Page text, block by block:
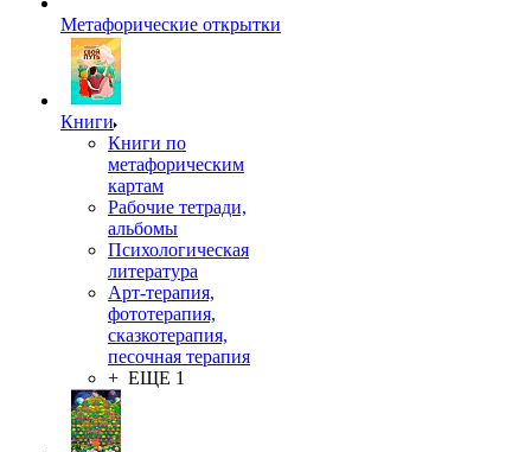
Метафорические открытки
Книги
Книги по
метафорическим
картам
Рабочие тетради,
альбомы
Психологическая
литература
Арт-терапия,
фототерапия,
сказкотерапия,
песочная терапия
+ ЕЩЕ 1